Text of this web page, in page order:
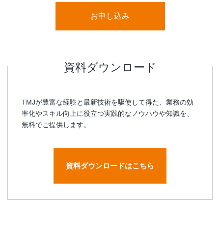
お申し込み
資料ダウンロード
TMJが豊富な経験と最新技術を駆使して得た、業務の効
率化やスキル向上に役立つ実践的なノウハウや知識を、
無料でご提供します。
資料ダウンロードはこちら